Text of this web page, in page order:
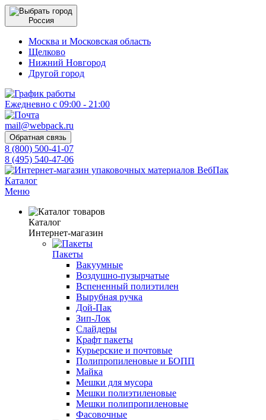
Россия
Москва и Московская область
Щелково
Нижний Новгород
Другой город
Ежедневно с 09:00 - 21:00
mail@webpack.ru
Обратная связь
8 (800) 500-41-07
8 (495) 540-47-06
Каталог
Меню
Каталог
Интернет-магазин
Пакеты
Вакуумные
Воздушно-пузырчатые
Вспененный полиэтилен
Вырубная ручка
Дой-Пак
Зип-Лок
Слайдеры
Крафт пакеты
Курьерские и почтовые
Полипропиленовые и БОПП
Майка
Мешки для мусора
Мешки полиэтиленовые
Мешки полипропиленовые
Фасовочные